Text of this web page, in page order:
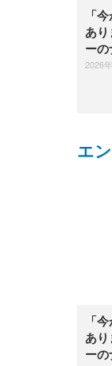
「
あ
ーの
2026
エ
「
あ
ーの